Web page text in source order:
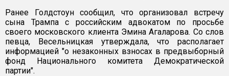
Ранее Голдстоун сообщил, что организовал встречу
сына Трампа с российским адвокатом по просьбе
своего московского клиента Эмина Агаларова. Со слов
певца, Весельницкая утверждала, что располагает
информацией "о незаконных взносах в предвыборный
фонд Национального комитета Демократической
партии".